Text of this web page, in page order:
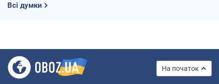
Всі думки
На початок